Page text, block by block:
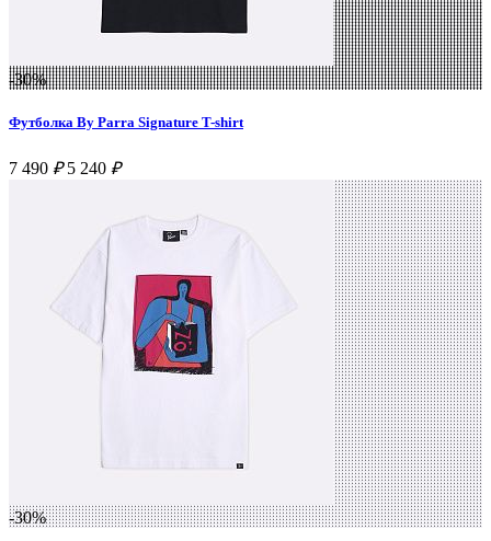
-30%
Футболка By Parra Signature T-shirt
7 490 ₽ 5 240 ₽
-30%